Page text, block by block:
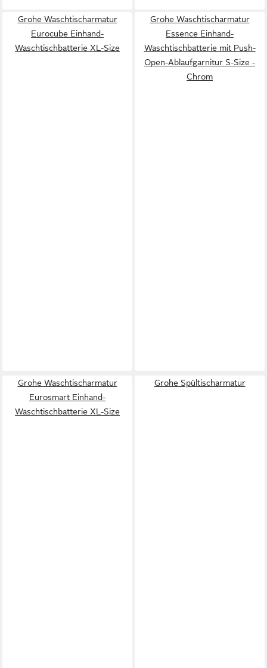
Grohe Waschtischarmatur
Eurocube Einhand-
Waschtischbatterie XL-Size
Grohe Waschtischarmatur
Essence Einhand-
Waschtischbatterie mit Push-
Open-Ablaufgarnitur S-Size -
Chrom
Grohe Waschtischarmatur
Eurosmart Einhand-
Waschtischbatterie XL-Size
Grohe Spültischarmatur